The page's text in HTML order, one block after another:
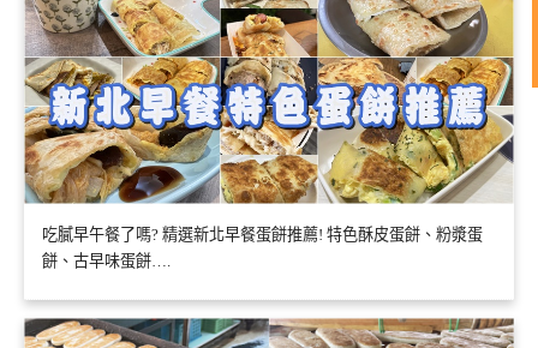
吃膩早午餐了嗎? 精選新北早餐蛋餅推薦! 特色酥皮蛋餅、粉漿蛋
餅、古早味蛋餅….